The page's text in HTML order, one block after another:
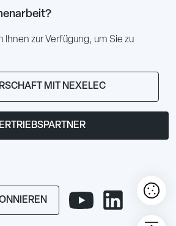
Ihnen zur Verfügung, um Sie zu
MIT NEXELEC